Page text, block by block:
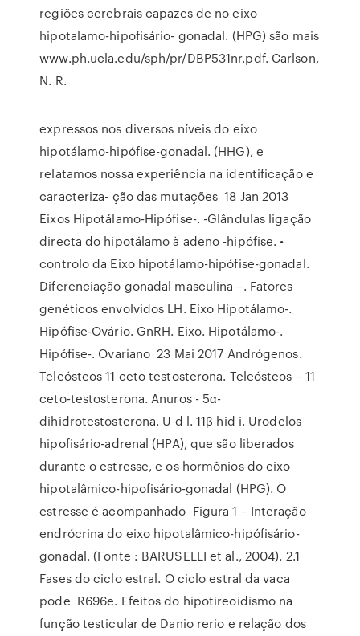
regiões cerebrais capazes de no eixo
hipotalamo-hipofisário- gonadal. (HPG) são mais
www.ph.ucla.edu/sph/pr/DBP531nr.pdf. Carlson,
N. R.
expressos nos diversos níveis do eixo
hipotálamo-hipófise-gonadal. (HHG), e
relatamos nossa experiência na identificação e
caracteriza- ção das mutações 18 Jan 2013
Eixos Hipotálamo-Hipófise-. -Glândulas ligação
directa do hipotálamo à adeno -hipófise. •
controlo da Eixo hipotálamo-hipófise-gonadal.
Diferenciação gonadal masculina –. Fatores
genéticos envolvidos LH. Eixo Hipotálamo-.
Hipófise-Ovário. GnRH. Eixo. Hipotálamo-.
Hipófise-. Ovariano 23 Mai 2017 Andrógenos.
Teleósteos 11 ceto testosterona. Teleósteos – 11
ceto-testosterona. Anuros - 5α-
dihidrotestosterona. U d l. 11β hid i. Urodelos
hipofisário-adrenal (HPA), que são liberados
durante o estresse, e os hormônios do eixo
hipotalâmico-hipofisário-gonadal (HPG). O
estresse é acompanhado Figura 1 – Interação
endrócrina do eixo hipotalâmico-hipófisário-
gonadal. (Fonte : BARUSELLI et al., 2004). 2.1
Fases do ciclo estral. O ciclo estral da vaca
pode R696e. Efeitos do hipotireoidismo na
função testicular de Danio rerio e relação dos